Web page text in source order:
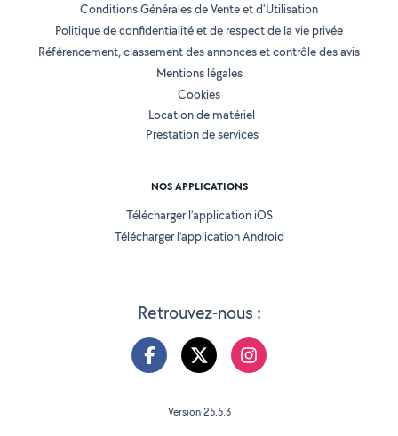
Retrouvez-nous :
Conditions Générales de Vente et d'Utilisation
Politique de confidentialité et de respect de la vie privée
Référencement, classement des annonces et contrôle des avis
Mentions légales
Cookies
Location de matériel
Prestation de services
NOS APPLICATIONS
Télécharger l’application iOS
Télécharger l’application Android
Version 25.5.3